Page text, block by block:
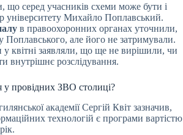
що серед учасників схеми може бути і
університету Михайло Поплавський.
в правоохоронних органах уточнили,
Поплавського, але його не затримували.
квітні заявляли, що ще не вирішили, чи
внутрішнє розслідування.
у провідних ЗВО столиці?
академії Сергій Квіт зазначив,
технологій є програми вартістю